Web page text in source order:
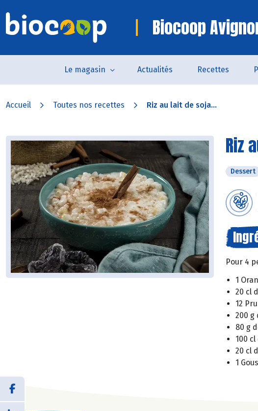
Biocoop
Le magasin Actualités Recettes
Accueil Toutes nos recettes Riz au lait de soja...
Riz
Dessert
Pour 4
1
20 cl
12
200 g
80 g
100
20 cl
1